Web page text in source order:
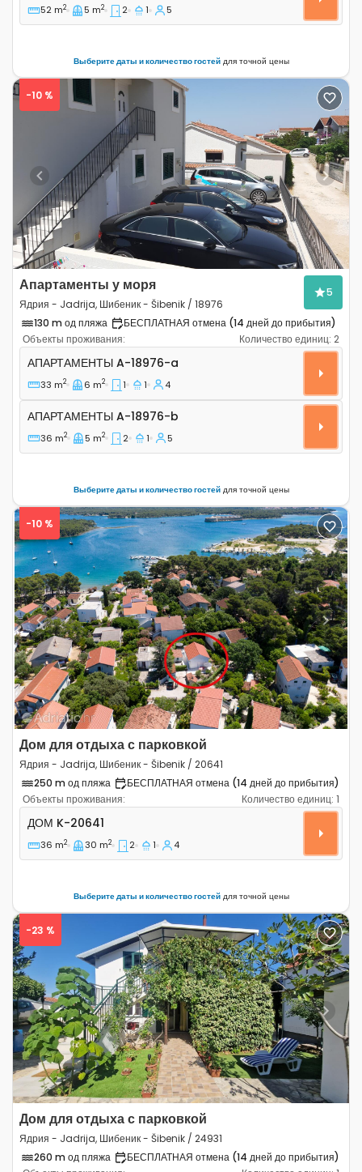
52 m2 5 m2 2 1 5
Выберите даты и количество гостейдля точной цены
Previous Next
-10 %
Апартаменты у моря
Ядрия - Jadrija, Шибеник - Šibenik / 18976
5
130 m од пляжа
БЕСПЛАТНАЯ отмена (14 дней до прибытия)
Объекты проживания:
Количество единиц: 2
Однокомнатные апартаменты Ядрия - Jadrija,
АПАРТАМЕНТЫ A-18976-a
33 m2 6 m2 1 1 4
Апартаменты A-18976-b
АПАРТАМЕНТЫ A-18976-b
36 m2 5 m2 2 1 5
Выберите даты и количество гостейдля точной цены
Previous Next
-10 %
Дом для отдыха с парковкой
Ядрия - Jadrija, Шибеник - Šibenik / 20641
250 m од пляжа
БЕСПЛАТНАЯ отмена (14 дней до прибытия)
Объекты проживания:
Количество единиц: 1
Двухкомнатный дом Ядрия - Jadrija, Шибеник -
ДОМ K-20641
36 m2 30 m2 2 1 4
Выберите даты и количество гостейдля точной цены
Previous Next
-23 %
Дом для отдыха с парковкой
Ядрия - Jadrija, Шибеник - Šibenik / 24931
260 m од пляжа
БЕСПЛАТНАЯ отмена (14 дней до прибытия)